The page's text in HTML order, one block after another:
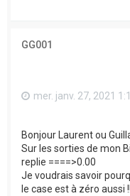
GG001
mer. janv. 27, 2021
Bonjour Laurent ou
Sur les sorties de mon
replie ====>0.00
Je voudrais savoir
le case est à zéro aussi